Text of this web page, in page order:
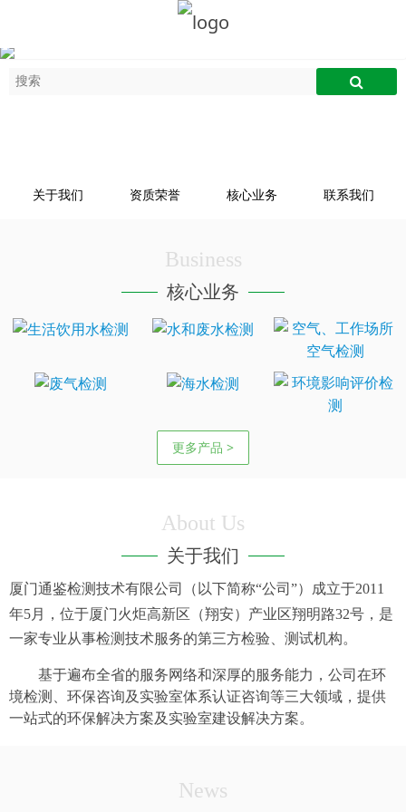
关于我们 资质荣誉 核心业务 联系我们
Business
核心业务
更多产品 >
About Us
关于我们
厦门通鉴检测技术有限公司（以下简称“公司”）成立于2011
年5月，位于厦门火炬高新区（翔安）产业区翔明路32号，是
一家专业从事检测技术服务的第三方检验、测试机构。
基于遍布全省的服务网络和深厚的服务能力，公司在环
境检测、环保咨询及实验室体系认证咨询等三大领域，提供
一站式的环保解决方案及实验室建设解决方案。
News